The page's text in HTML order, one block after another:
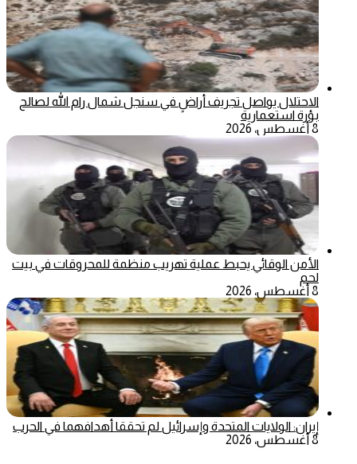
الاحتلال يواصل تجريف أراضٍ في سنجل شمال رام الله لصالح
بؤرة استعمارية
8 أغسطس، 2026
الأمن الوقائي يحبط عملية تهريب منظمة للمحروقات في بيت
لحم
8 أغسطس، 2026
إيران: الولايات المتحدة وإسرائيل لم تحققا أهدافهما في الحرب
8 أغسطس، 2026